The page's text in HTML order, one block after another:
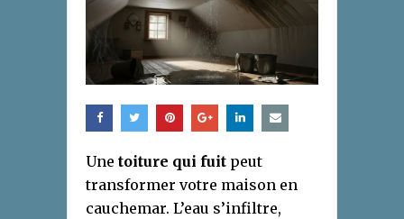
Une toiture qui fuit peut
transformer votre maison en
cauchemar. L’eau s’infiltre,